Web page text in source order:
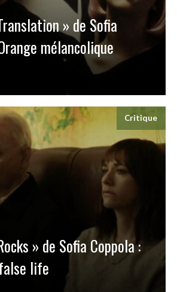
» de Sofia
mélancolique
Critique
» de Sofia Coppola :
life